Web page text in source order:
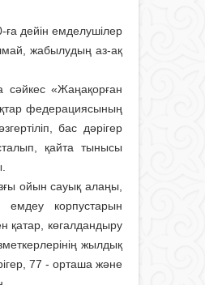
ға дейін емделушілер
жабылудың аз-ақ
сәйкес «Жаңақорған
федерациясының
бас дәрігер
қайта тынысы
ойын сауық алаңы,
корпустарын
қатар, көгалдандыру
жылдық
77 - орташа және